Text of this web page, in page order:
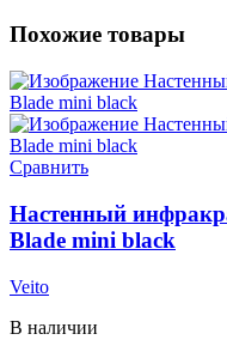
Похожие товары
Сравнить
Настенный
Blade mini black
Veito
В наличии